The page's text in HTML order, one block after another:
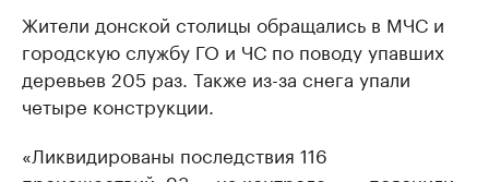
Жители донской столицы обращались в МЧС и
городскую службу ГО и ЧС по поводу упавших
деревьев 205 раз. Также из-за снега упали
четыре конструкции.
«Ликвидированы последствия 116